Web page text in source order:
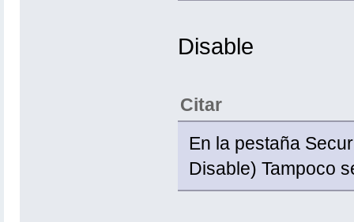
Disable
Citar
En la pestaña
Disable) Tampoco